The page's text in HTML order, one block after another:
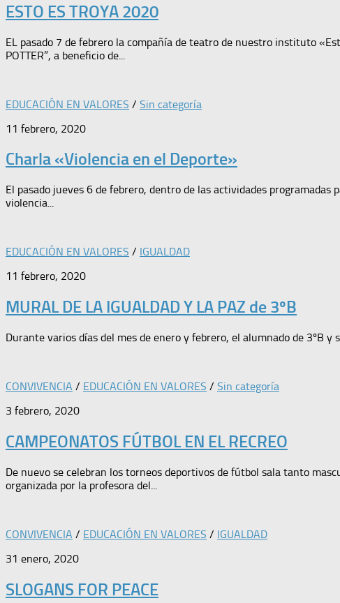
ESTO ES TROYA 2020
EL pasado 7 de febrero la compañía de teatro de nuestro instituto
POTTER”, a beneficio de...
EDUCACIÓN EN VALORES / Sin categoría
11 febrero, 2020
Charla «Violencia en el Deporte»
El pasado jueves 6 de febrero, dentro de las actividades
violencia...
EDUCACIÓN EN VALORES / IGUALDAD
11 febrero, 2020
MURAL DE LA IGUALDAD Y LA PAZ de 3ºB
Durante varios días del mes de enero y febrero, el alumnado de 3ºB
CONVIVENCIA / EDUCACIÓN EN VALORES / Sin categoría
3 febrero, 2020
CAMPEONATOS FÚTBOL EN EL RECREO
De nuevo se celebran los torneos deportivos de fútbol sala tanto
organizada por la profesora del...
CONVIVENCIA / EDUCACIÓN EN VALORES / IGUALDAD
31 enero, 2020
SLOGANS FOR PEACE